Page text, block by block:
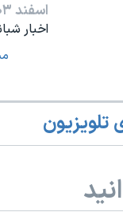
اسفند ۰۳, ۱۴۰۴
اخبار
تلویزیون